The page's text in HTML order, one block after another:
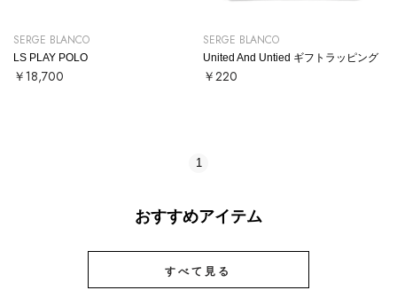
SERGE BLANCO
LS PLAY POLO
￥18,700
SERGE BLANCO
United And Untied ギフトラッピング
￥220
1
おすすめアイテム
すべて見る